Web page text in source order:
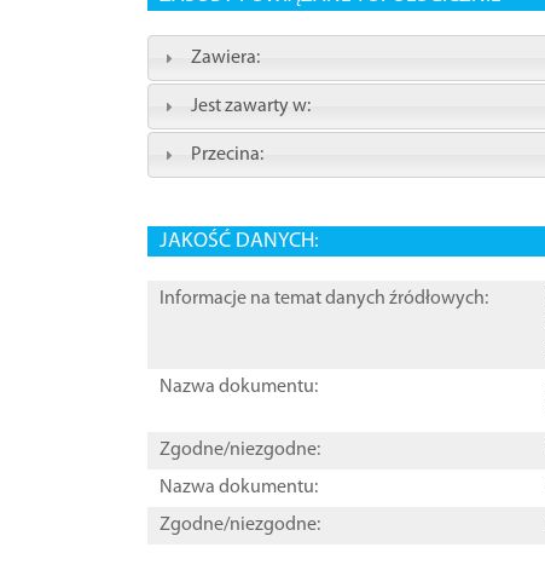
Zawiera:
Jest zawarty w:
Przecina:
JAKOŚĆ DANYCH:
Informacje na temat danych źródłowych:
Nazwa dokumentu:
Zgodne/niezgodne:
Nazwa dokumentu:
Zgodne/niezgodne: